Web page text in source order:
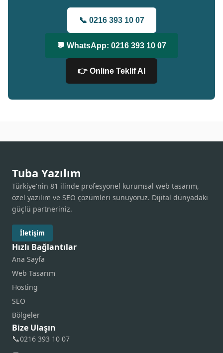
📞 0216 393 10 07
💬 WhatsApp: 0216 393 10 07
👉 Online Teklif Al
Tuba Yazılım
Türkiye'nin 81 ilinde profesyonel kurumsal web tasarım,
özel yazılım ve SEO çözümleri sunuyoruz. Dijital dünyadaki
güçlü partneriniz.
İletişim
Hızlı Bağlantılar
Ana Sayfa
Web Tasarım
Hosting
SEO
Bölgeler
Bize Ulaşın
📞0216 393 10 07